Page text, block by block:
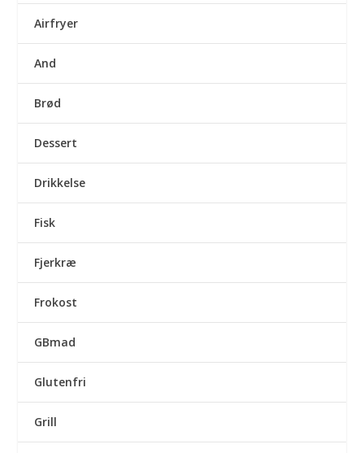
Airfryer
And
Brød
Dessert
Drikkelse
Fisk
Fjerkræ
Frokost
GBmad
Glutenfri
Grill